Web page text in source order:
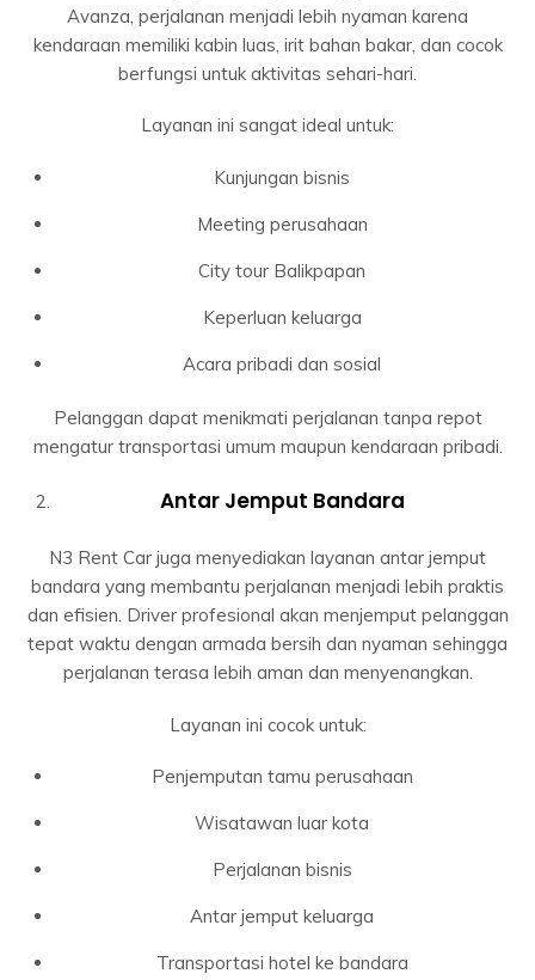
Avanza, perjalanan menjadi lebih nyaman karena
kendaraan memiliki kabin luas, irit bahan bakar, dan cocok
berfungsi untuk aktivitas sehari-hari.
Layanan ini sangat ideal untuk:
Kunjungan bisnis
Meeting perusahaan
City tour Balikpapan
Keperluan keluarga
Acara pribadi dan sosial
Pelanggan dapat menikmati perjalanan tanpa repot
mengatur transportasi umum maupun kendaraan pribadi.
Antar Jemput Bandara
N3 Rent Car juga menyediakan layanan antar jemput
bandara yang membantu perjalanan menjadi lebih praktis
dan efisien. Driver profesional akan menjemput pelanggan
tepat waktu dengan armada bersih dan nyaman sehingga
perjalanan terasa lebih aman dan menyenangkan.
Layanan ini cocok untuk:
Penjemputan tamu perusahaan
Wisatawan luar kota
Perjalanan bisnis
Antar jemput keluarga
Transportasi hotel ke bandara